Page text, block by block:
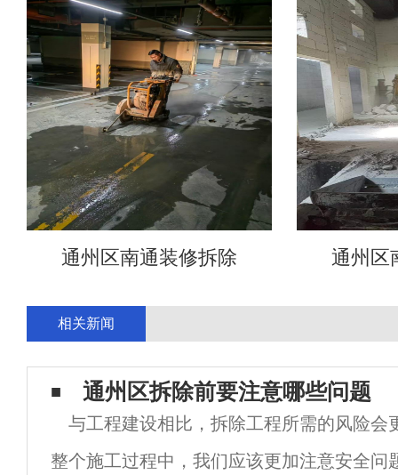
通州区南通装修拆除 通州区
相关新闻
通州区拆除前要注意哪些问题
与工程建设相比，拆除工程所需的风险会
整个施工过程中，我们应该更加注意安全问